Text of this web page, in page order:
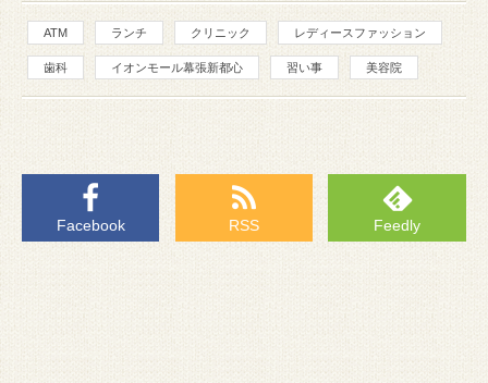
ATM ランチ クリニック レディースファッション
歯科 イオンモール幕張新都心 習い事 美容院
Facebook RSS Feedly